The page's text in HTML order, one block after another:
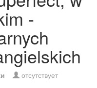
-
отсутствует